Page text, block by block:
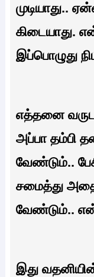
முடியாது..
கிடையாது.
இப்பொழுது
எத்தனை
அப்பா தம்பி
வேண்டும்..
சமைத்து
வேண்டும்..
இது